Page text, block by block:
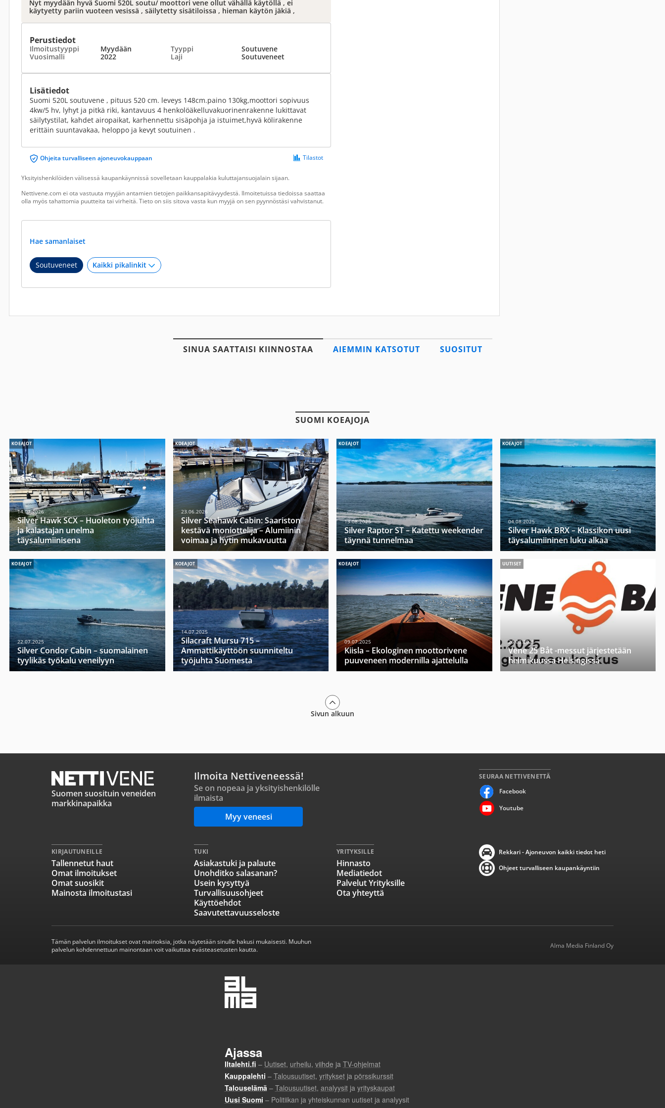
Nyt myydään hyvä Suomi 520L soutu/ moottori vene ollut vähällä käytöllä , ei
käytyetty pariin vuoteen vesissä , säilytetty sisätiloissa , hieman käytön jäkiä ,
Perustiedot
Ilmoitustyyppi Myydään Tyyppi
Soutuvene
Vuosimalli
2022 Laji Soutuveneet
Lisätiedot
Suomi 520L soutuvene , pituus 520 cm. leveys 148cm.paino 130kg,moottori sopivuus
4kw/5 hv, lyhyt ja pitkä riki, kantavuus 4 henkolöäkelluvakuorinenrakenne lukittavat
säilytystilat, kahdet airopaikat, karhennettu sisäpohja ja istuimet,hyvä kölirakenne
erittäin suuntavakaa, heloppo ja kevyt soutuinen .
Ohjeita turvalliseen ajoneuvokauppaan Tilastot
Yksityishenkilöiden välisessä kaupankäynnissä sovelletaan kauppalakia kuluttajansuojalain sijaan.
Nettivene.com ei ota vastuuta myyjän antamien tietojen paikkansapitävyydestä. Ilmoitetuissa tiedoissa saattaa
olla myös tahattomia puutteita tai virheitä. Tieto on siis sitova vasta kun myyjä on sen pyynnöstäsi vahvistanut.
Hae samanlaiset
Soutuveneet
SINUA SAATTAISI KIINNOSTAA AIEMMIN KATSOTUT SUOSITUT
SUOMI KOEAJOJA
KOEAJOT
14.07.2026
Silver Hawk SCX – Huoleton työjuhta
ja kalastajan unelma
täysalumiinisena
KOEAJOT
23.06.2026
Silver Seahawk Cabin: Saariston
kestävä moniottelija – Alumiinin
voimaa ja hytin mukavuutta
KOEAJOT
13.08.2025
Silver Raptor ST – Katettu weekender
täynnä tunnelmaa
KOEAJOT
04.08.2025
Silver Hawk BRX – Klassikon uusi
täysalumiininen luku alkaa
KOEAJOT
22.07.2025
Silver Condor Cabin – suomalainen
tyylikäs työkalu veneilyyn
KOEAJOT
14.07.2025
Silacraft Mursu 715 –
Ammattikäyttöön suunniteltu
työjuhta Suomesta
KOEAJOT
09.07.2025
Kiisla – Ekologinen moottorivene
puuveneen modernilla ajattelulla
UUTISET
26.03.2025
Vene 25 Båt -messut järjestetään
helmikuussa Helsingissä
Sivun alkuun
Suomen suosituin veneiden
markkinapaikka
Ilmoita Nettiveneessä!
Se on nopeaa ja yksityishenkilölle
ilmaista
Myy veneesi
SEURAA NETTIVENETTÄ
Facebook
Youtube
KIRJAUTUNEILLE
Tallennetut haut
Omat ilmoitukset
Omat suosikit
Mainosta ilmoitustasi
TUKI
Asiakastuki ja palaute
Unohditko salasanan?
Usein kysyttyä
Turvallisuusohjeet
Käyttöehdot
Saavutettavuusseloste
YRITYKSILLE
Hinnasto
Mediatiedot
Palvelut Yrityksille
Ota yhteyttä
Rekkari - Ajoneuvon kaikki tiedot heti
Ohjeet turvalliseen kaupankäyntiin
Tämän palvelun ilmoitukset ovat mainoksia, jotka näytetään sinulle hakusi mukaisesti. Muuhun
palvelun kohdennettuun mainontaan voit vaikuttaa evästeasetusten kautta.
Alma Media Finland Oy